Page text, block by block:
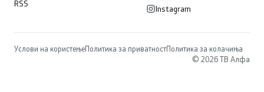
RSS
Instagram
Услови на користењеПолитика за приватностПолитика за колачиња
© 2026 ТВ Алфа